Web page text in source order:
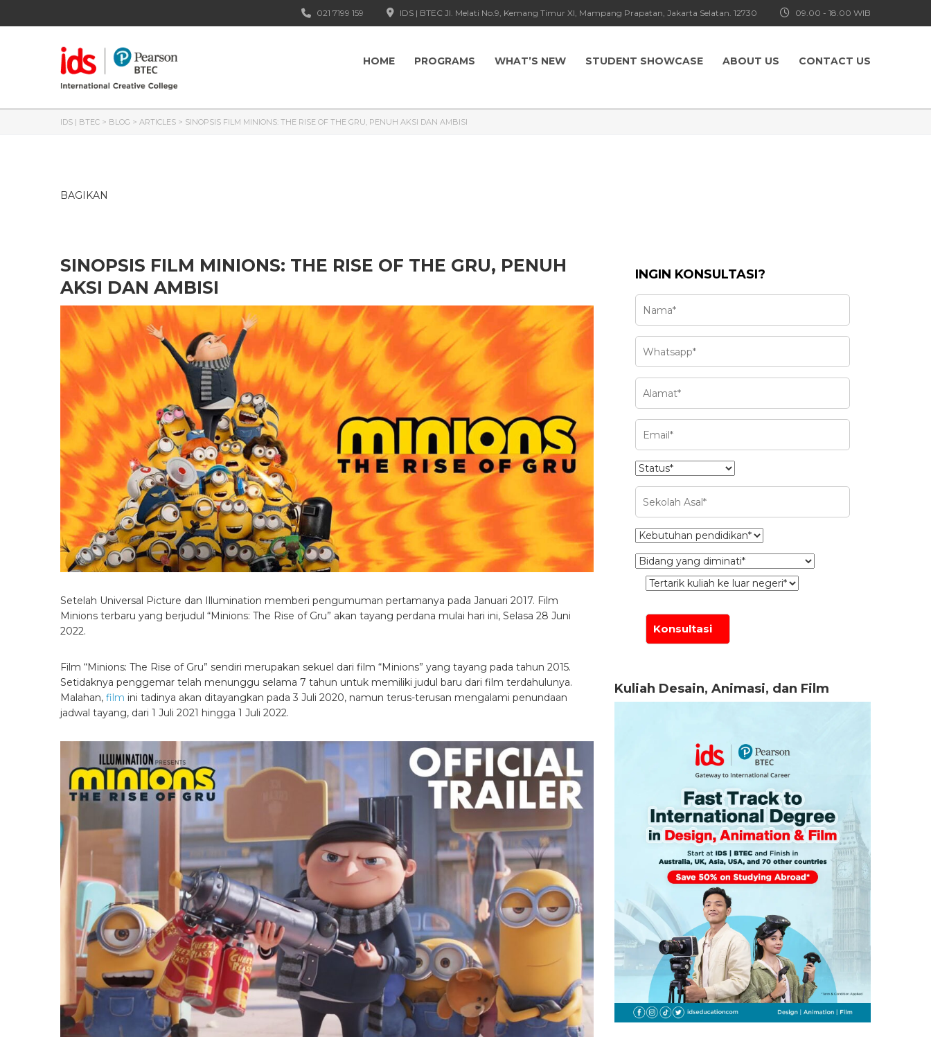
09.00 - 18.00 WIB
IDS | BTEC Jl. Melati No.9, Kemang Timur XI, Mampang Prapatan, Jakarta Selatan. 12730
021 7199 159
HOME PROGRAMS WHAT’S NEW STUDENT SHOWCASE ABOUT US CONTACT US
IDS | BTEC > BLOG > ARTICLES > SINOPSIS FILM MINIONS: THE RISE OF THE GRU, PENUH AKSI DAN AMBISI
BAGIKAN
SINOPSIS FILM MINIONS: THE RISE OF THE GRU, PENUH
AKSI DAN AMBISI
Setelah Universal Picture dan Illumination memberi pengumuman pertamanya pada Januari 2017. Film
Minions terbaru yang berjudul “Minions: The Rise of Gru” akan tayang perdana mulai hari ini, Selasa 28 Juni
2022.
Film “Minions: The Rise of Gru” sendiri merupakan sekuel dari film “Minions” yang tayang pada tahun 2015.
Setidaknya penggemar telah menunggu selama 7 tahun untuk memiliki judul baru dari film terdahulunya.
Malahan, film ini tadinya akan ditayangkan pada 3 Juli 2020, namun terus-terusan mengalami penundaan
jadwal tayang, dari 1 Juli 2021 hingga 1 Juli 2022.
INGIN KONSULTASI?
Kuliah Desain, Animasi, dan Film